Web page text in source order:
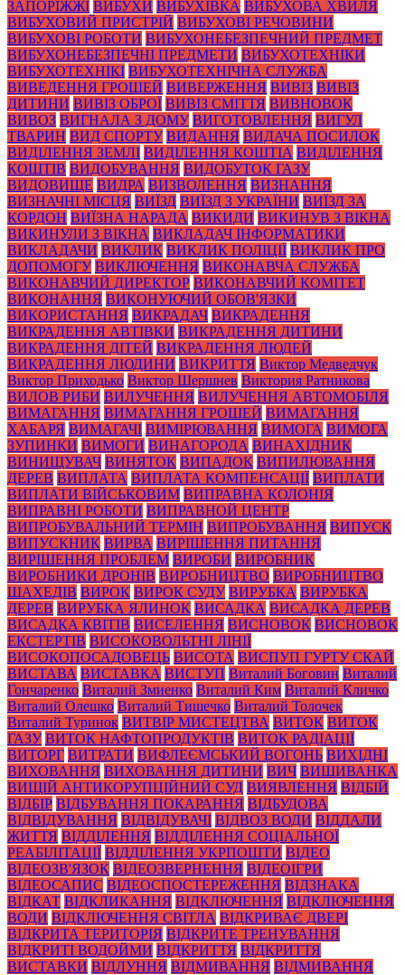
ЗАПОРІЖЖІ ВИБУХИ ВИБУХІВКА ВИБУХОВА ХВИЛЯ
ВИБУХОВИЙ ПРИСТРІЙ ВИБУХОВІ РЕЧОВИНИ
ВИБУХОВІ РОБОТИ ВИБУХОНЕБЕЗПЕЧНИЙ ПРЕДМЕТ
ВИБУХОНЕБЕЗПЕЧНІ ПРЕДМЕТИ ВИБУХОТЕХНІКИ
ВИБУХОТЕХНІКІ ВИБУХОТЕХНІЧНА СЛУЖБА
ВИВЕДЕННЯ ГРОШЕЙ ВИВЕРЖЕННЯ ВИВІЗ ВИВІЗ
ДИТИНИ ВИВІЗ ОБРОЇ ВИВІЗ СМІТТЯ ВИВНОВОК
ВИВОЗ ВИГНАЛА З ДОМУ ВИГОТОВЛЕННЯ ВИГУЛ
ТВАРИН ВИД СПОРТУ ВИДАННЯ ВИДАЧА ПОСИЛОК
ВИДІЛЕННЯ ЗЕМЛІ ВИДІЛЕННЯ КОШТІА ВИДІЛЕННЯ
КОШТІВ ВИДОБУВАННЯ ВИДОБУТОК ГАЗУ
ВИДОВИЩЕ ВИДРА ВИЗВОЛЕННЯ ВИЗНАННЯ
ВИЗНАЧНІ МІСЦЯ ВИЇЗД ВИЇЗД З УКРАЇНИ ВИЇЗД ЗА
КОРДОН ВИЇЗНА НАРАДА ВИКИДИ ВИКИНУВ З ВІКНА
ВИКИНУЛИ З ВІКНА ВИКЛАДАЧ ІНФОРМАТИКИ
ВИКЛАДАЧИ ВИКЛИК ВИКЛИК ПОЛІЦІЇ ВИКЛИК ПРО
ДОПОМОГУ ВИКЛЮЧЕННЯ ВИКОНАВЧА СЛУЖБА
ВИКОНАВЧИЙ ДИРЕКТОР ВИКОНАВЧИЙ КОМІТЕТ
ВИКОНАННЯ ВИКОНУЮЧИЙ ОБОВ'ЯЗКИ
ВИКОРИСТАННЯ ВИКРАДАЧ ВИКРАДЕННЯ
ВИКРАДЕННЯ АВТІВКИ ВИКРАДЕННЯ ДИТИНИ
ВИКРАДЕННЯ ДІТЕЙ ВИКРАДЕННЯ ЛЮДЕЙ
ВИКРАДЕННЯ ЛЮДИНИ ВИКРИТТЯ Виктор Медведчук
Виктор Приходько Виктор Шершнев Виктория Ратникова
ВИЛОВ РИБИ ВИЛУЧЕННЯ ВИЛУЧЕННЯ АВТОМОБІЛЯ
ВИМАГАННЯ ВИМАГАННЯ ГРОШЕЙ ВИМАГАННЯ
ХАБАРЯ ВИМАГАЧІ ВИМІРЮВАННЯ ВИМОГА ВИМОГА
ЗУПИНКИ ВИМОГИ ВИНАГОРОДА ВИНАХІДНИК
ВИНИЩУВАЧ ВИНЯТОК ВИПАДОК ВИПИЛЮВАННЯ
ДЕРЕВ ВИПЛАТА ВИПЛАТА КОМПЕНСАЦІЇ ВИПЛАТИ
ВИПЛАТИ ВІЙСЬКОВИМ ВИПРАВНА КОЛОНІЯ
ВИПРАВНІ РОБОТИ ВИПРАВНОЙ ЦЕНТР
ВИПРОБУВАЛЬНИЙ ТЕРМІН ВИПРОБУВАННЯ ВИПУСК
ВИПУСКНИК ВИРВА ВИРІШЕННЯ ПИТАННЯ
ВИРІШЕННЯ ПРОБЛЕМ ВИРОБИ ВИРОБНИК
ВИРОБНИКИ ДРОНІВ ВИРОБНИЦТВО ВИРОБНИЦТВО
ШАХЕДІВ ВИРОК ВИРОК СУДУ ВИРУБКА ВИРУБКА
ДЕРЕВ ВИРУБКА ЯЛИНОК ВИСАДКА ВИСАДКА ДЕРЕВ
ВИСАДКА КВІТІВ ВИСЕЛЕННЯ ВИСНОВОК ВИСНОВОК
ЕКСТЕРТІВ ВИСОКОВОЛЬТНІ ЛІНІЇ
ВИСОКОПОСАДОВЕЦЬ ВИСОТА ВИСПУП ГУРТУ СКАЙ
ВИСТАВА ВИСТАВКА ВИСТУП Виталий Боговин Виталий
Гончаренко Виталий Змиенко Виталий Ким Виталий Кличко
Виталий Олешко Виталий Тишечко Виталий Толочек
Виталий Туринок ВИТВІР МИСТЕЦТВА ВИТОК ВИТОК
ГАЗУ ВИТОК НАФТОПРОДУКТІВ ВИТОК РАДІАЦІЇ
ВИТОРГ ВИТРАТИ ВИФЛЕЄМСЬКИЙ ВОГОНЬ ВИХІДНІ
ВИХОВАННЯ ВИХОВАННЯ ДИТИНИ ВИЧ ВИШИВАНКА
ВИЩІЙ АНТИКОРУПЦІЙНИЙ СУД ВИЯВЛЕННЯ ВІДБІЙ
ВІДБІР ВІДБУВАННЯ ПОКАРАННЯ ВІДБУДОВА
ВІДВІДУВАННЯ ВІДВІДУВАЧІ ВІДВОЗ ВОДИ ВІДДАЛИ
ЖИТТЯ ВІДДІЛЕННЯ ВІДДІЛЕННЯ СОЦІАЛЬНОЇ
РЕАБІЛІТАЦІЇ ВІДДІЛЕННЯ УКРПОШТИ ВІДЕО
ВІДЕОЗВ'ЯЗОК ВІДЕОЗВЕРНЕННЯ ВІДЕОІГРИ
ВІДЕОСАПИС ВІДЕОСПОСТЕРЕЖЕННЯ ВІДЗНАКА
ВІДКАТ ВІДКЛИКАННЯ ВІДКЛЮЧЕННЯ ВІДКЛЮЧЕННЯ
ВОДИ ВІДКЛЮЧЕННЯ СВІТЛА ВІДКРИВАЄ ДВЕРІ
ВІДКРИТА ТЕРИТОРІЯ ВІДКРИТЕ ТРЕНУВАННЯ
ВІДКРИТІ ВОДОЙМИ ВІДКРИТТЯ ВІДКРИТТЯ
ВИСТАВКИ ВІДЛУННЯ ВІДМИВАННЯ ВІДМИВАННЯ